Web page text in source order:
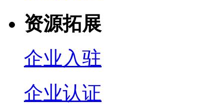
资源拓展
企业入驻
企业认证